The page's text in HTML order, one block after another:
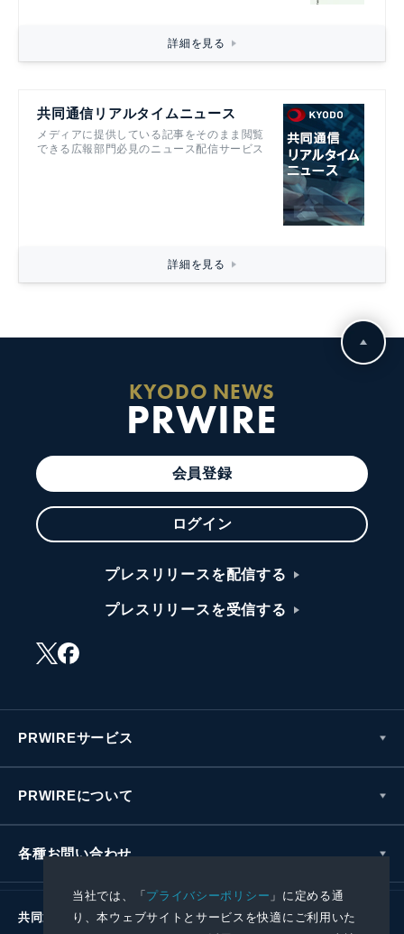
当社では、「プライバシーポリシー 」に定める通
り、本ウェブサイトとサービスを快適にご利用いた
詳細を見る
共同通信リアルタイムニュース
メディアに提供している記事をそのまま閲覧
できる広報部門必見のニュース配信サービス
詳細を見る
KYODO NEWS
PRWIRE
会員登録
ログイン
プレスリリースを配信する
プレスリリースを受信する
PRWIREサービス
PRWIREについて
各種お問い合わせ
共同通信社グループ